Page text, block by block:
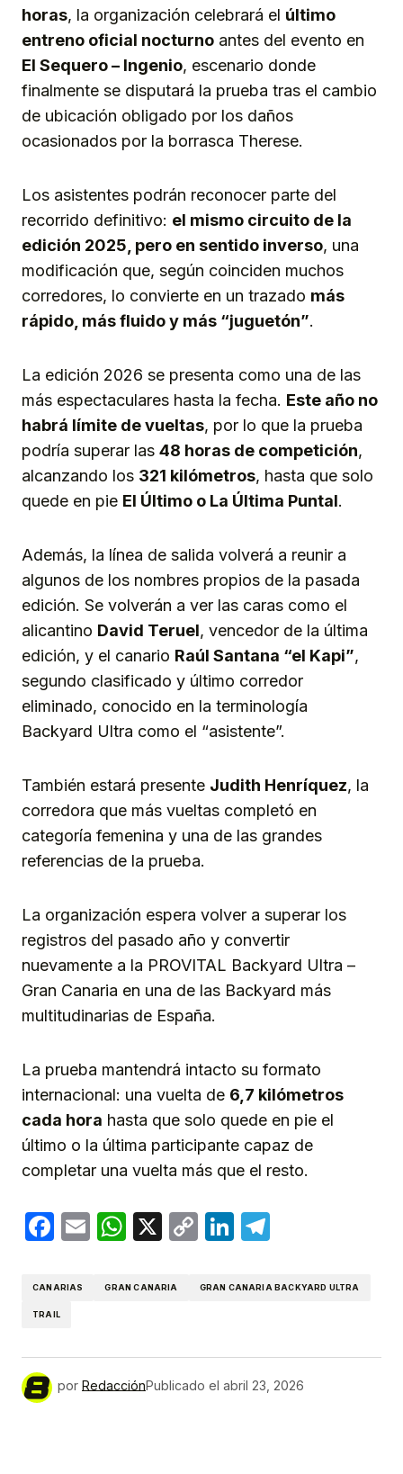
horas, la organización celebrará el último
entreno oficial nocturno antes del evento en
El Sequero – Ingenio, escenario donde
finalmente se disputará la prueba tras el cambio
de ubicación obligado por los daños
ocasionados por la borrasca Therese.
Los asistentes podrán reconocer parte del
recorrido definitivo: el mismo circuito de la
edición 2025, pero en sentido inverso, una
modificación que, según coinciden muchos
corredores, lo convierte en un trazado más
rápido, más fluido y más “juguetón”.
La edición 2026 se presenta como una de las
más espectaculares hasta la fecha. Este año no
habrá límite de vueltas, por lo que la prueba
podría superar las 48 horas de competición,
alcanzando los 321 kilómetros, hasta que solo
quede en pie El Último o La Última Puntal.
Además, la línea de salida volverá a reunir a
algunos de los nombres propios de la pasada
edición. Se volverán a ver las caras como el
alicantino David Teruel, vencedor de la última
edición, y el canario Raúl Santana “el Kapi”,
segundo clasificado y último corredor
eliminado, conocido en la terminología
Backyard Ultra como el “asistente”.
También estará presente Judith Henríquez, la
corredora que más vueltas completó en
categoría femenina y una de las grandes
referencias de la prueba.
La organización espera volver a superar los
registros del pasado año y convertir
nuevamente a la PROVITAL Backyard Ultra –
Gran Canaria en una de las Backyard más
multitudinarias de España.
La prueba mantendrá intacto su formato
internacional: una vuelta de 6,7 kilómetros
cada hora hasta que solo quede en pie el
último o la última participante capaz de
completar una vuelta más que el resto.
Facebook
EmailWhatsApp
X
CopyLinkedIn
CANARIAS GRAN CANARIA GRAN CANARIA BACKYARD ULTRA
TRAIL
por RedacciónPublicado el abril 23, 2026